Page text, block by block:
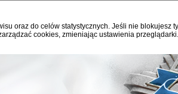
oraz do celów statystycznych. Jeśli nie blokujesz
cookies, zmieniając ustawienia